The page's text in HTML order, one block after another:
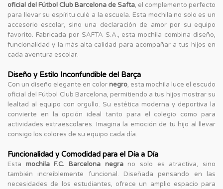
oficial del Fútbol Club Barcelona de Safta, el complemento perfecto
para llevar su espíritu culé a la escuela. Esta mochila no solo es un
accesorio escolar, sino una declaración de amor por su equipo
favorito. Fabricada por SAFTA S.A., esta mochila combina diseño,
funcionalidad y la más alta calidad para acompañar a tus hijos en
cada aventura escolar.
Diseño y Estilo Inconfundible del Barça
Con un diseño elegante en colornegro, esta mochila luce el escudo
oficial del Fútbol Club Barcelona, permitiendo a tus hijos mostrar su
lealtad al equipo con orgullo. Su estética moderna y deportiva la
convierte en la opción ideal tanto para el colegio como para
actividades extraescolares. Imagina la emoción de tu hijo al llevar
consigo los colores de su equipo cada día.
Funcionalidad y Comodidad para el Día a Día
Esta mochila F.C. Barcelona negrano solo es atractiva, sino
también increíblemente funcional. Diseñada pensando en las
necesidades de los estudiantes, ofrece un amplio espacio para